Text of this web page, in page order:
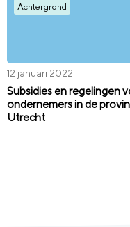
Achtergrond
12 januari 2022
Subsidies en regelingen
ondernemers in de
Utrecht